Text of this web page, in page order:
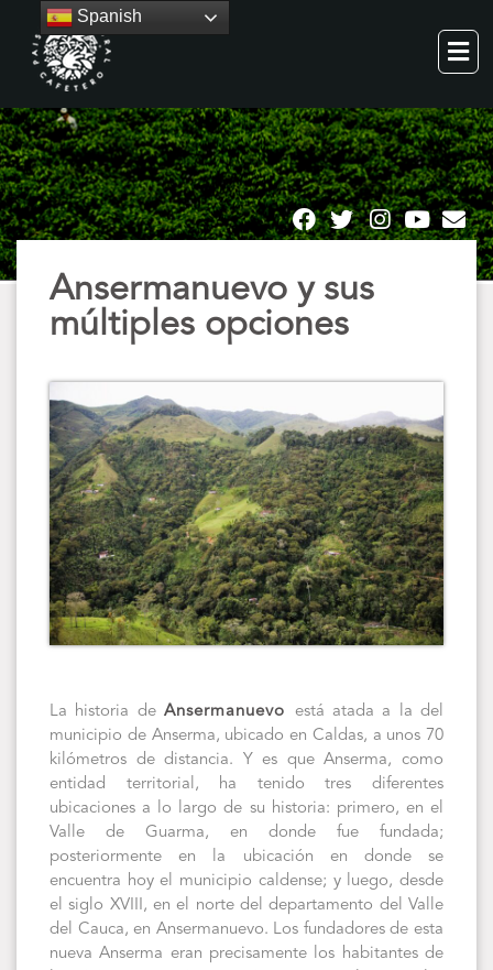
Ansermanuevo y sus
múltiples opciones
La historia deAnsermanuevo está atada a la del
municipio de Anserma, ubicado en Caldas, a unos 70
kilómetros de distancia. Y es que Anserma, como
entidad territorial, ha tenido tres diferentes
ubicaciones a lo largo de su historia: primero, en el
Valle de Guarma, en donde fue fundada;
posteriormente en la ubicación en donde se
encuentra hoy el municipio caldense; y luego, desde
el siglo XVIII, en el norte del departamento del Valle
del Cauca, en Ansermanuevo. Los fundadores de esta
nueva Anserma eran precisamente los habitantes de
Spanish